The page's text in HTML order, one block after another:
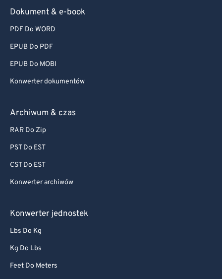
Dokument & e-book
PDF Do WORD
EPUB Do PDF
EPUB Do MOBI
Konwerter dokumentów
Archiwum & czas
RAR Do Zip
PST Do EST
CST Do EST
Konwerter archiwów
Konwerter jednostek
Lbs Do Kg
Kg Do Lbs
Feet Do Meters